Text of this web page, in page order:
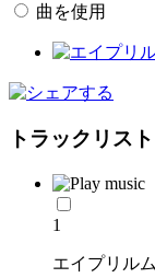
曲を使用
トラックリスト
1
エイプリル